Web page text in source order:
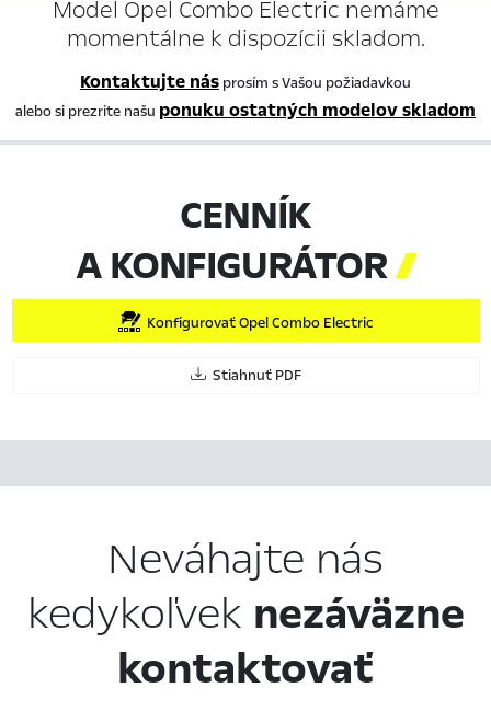
Model Opel Combo Electric nemáme
momentálne k dispozícii skladom.
Kontaktujte nás prosím s Vašou požiadavkou
alebo si prezrite našu ponuku ostatných modelov skladom
CENNÍK
A KONFIGURÁTOR
Konfigurovať Opel Combo Electric
Stiahnuť PDF
Neváhajte nás
kedykoľvek nezáväzne
kontaktovať